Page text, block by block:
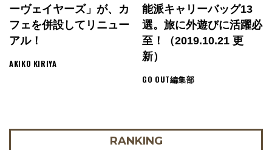
ーヴェイヤーズ」が、カ
フェを併設してリニュー
アル！
AKIKO KIRIYA
能派キャリーバッグ13
選。旅に外遊びに活躍必
至！（2019.10.21 更
新）
GO OUT編集部
RANKING